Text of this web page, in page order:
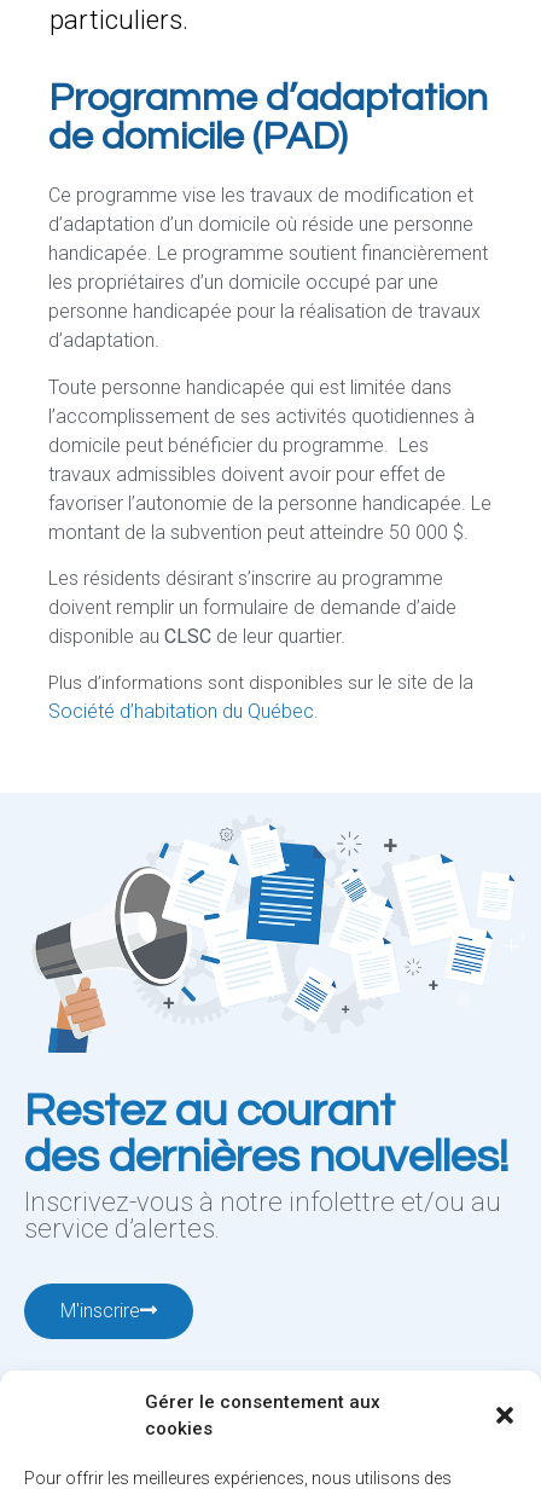
Gérer le consentement aux
cookies
Pour offrir les meilleures expériences, nous utilisons des
particuliers.
Programme d’adaptation
de domicile (PAD)
Ce programme vise les travaux de modification et
d’adaptation d’un domicile où réside une personne
handicapée. Le programme soutient financièrement
les propriétaires d’un domicile occupé par une
personne handicapée pour la réalisation de travaux
d’adaptation.
Toute personne handicapée qui est limitée dans
l’accomplissement de ses activités quotidiennes à
domicile peut bénéficier du programme. Les
travaux admissibles doivent avoir pour effet de
favoriser l’autonomie de la personne handicapée. Le
montant de la subvention peut atteindre 50 000 $.
Les résidents désirant s’inscrire au programme
doivent remplir un formulaire de demande d’aide
disponible au CLSC de leur quartier.
Plus d’informations sont disponibles sur le site de la
Société d’habitation du Québec.
Restez au courant
des dernières nouvelles!
Inscrivez-vous à notre infolettre et/ou au
service d’alertes.
M'inscrire